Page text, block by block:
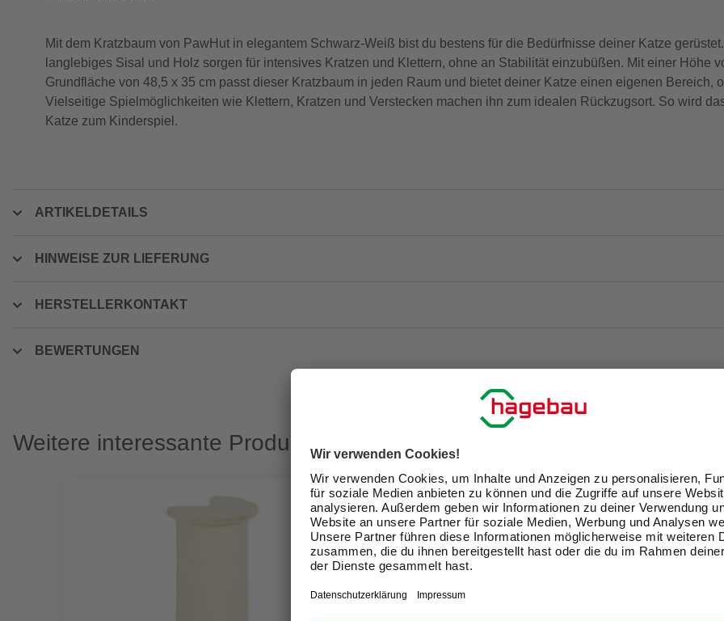
Mit dem Kratzbaum von PawHut in elegantem Schwarz-Weiß bist du bestens für die Bedürfnisse deiner Katze
langlebiges Sisal und Holz sorgen für intensives Kratzen und Klettern, ohne an Stabilität einzubüßen. Mit einer Höhe
Grundfläche von 48,5 x 35 cm passt dieser Kratzbaum in jeden Raum und bietet deiner Katze einen eigenen Bereich,
Vielseitige Spielmöglichkeiten wie Klettern, Kratzen und Verstecken machen ihn zum idealen Rückzugsort. So wird
Katze zum Kinderspiel.
ARTIKELDETAILS
HINWEISE ZUR LIEFERUNG
HERSTELLERKONTAKT
BEWERTUNGEN
Weitere interessante Produkte